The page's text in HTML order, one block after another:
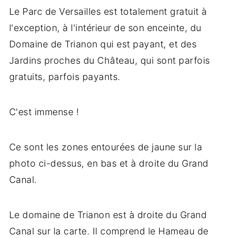
Le Parc de Versailles est totalement gratuit à
l'exception, à l'intérieur de son enceinte, du
Domaine de Trianon qui est payant, et des
Jardins proches du Château, qui sont parfois
gratuits, parfois payants.
C'est immense !
Ce sont les zones entourées de jaune sur la
photo ci-dessus, en bas et à droite du Grand
Canal.
Le domaine de Trianon est à droite du Grand
Canal sur la carte. Il comprend le Hameau de